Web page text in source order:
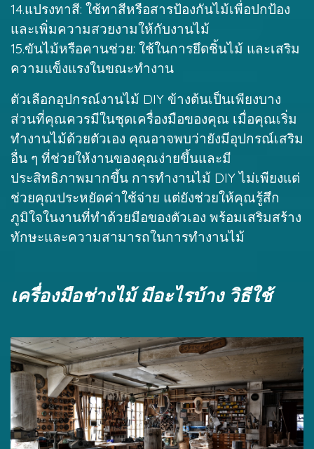
14.แปรงทาสี: ใช้ทาสีหรือสารป้องกันไม้เพื่อปกป้อง
และเพิ่มความสวยงามให้กับงานไม้
15.ขันไม้หรือคานช่วย: ใช้ในการยึดชิ้นไม้ และเสริม
ความแข็งแรงในขณะทำงาน
ตัวเลือกอุปกรณ์งานไม้ DIY ข้างต้นเป็นเพียงบาง
ส่วนที่คุณควรมีในชุดเครื่องมือของคุณ เมื่อคุณเริ่ม
ทำงานไม้ด้วยตัวเอง คุณอาจพบว่ายังมีอุปกรณ์เสริม
อื่น ๆ ที่ช่วยให้งานของคุณง่ายขึ้นและมี
ประสิทธิภาพมากขึ้น การทำงานไม้ DIY ไม่เพียงแต่
ช่วยคุณประหยัดค่าใช้จ่าย แต่ยังช่วยให้คุณรู้สึก
ภูมิใจในงานที่ทำด้วยมือของตัวเอง พร้อมเสริมสร้าง
ทักษะและความสามารถในการทำงานไม้
เครื่องมือช่างไม้ มีอะไรบ้าง วิธีใช้